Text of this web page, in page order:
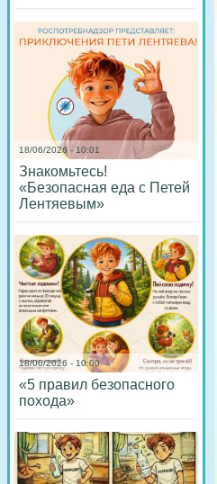
18/06/2026 - 10:01
Знакомьтесь!
«Безопасная еда с Петей
Лентяевым»
18/06/2026 - 10:00
«5 правил безопасного
похода»